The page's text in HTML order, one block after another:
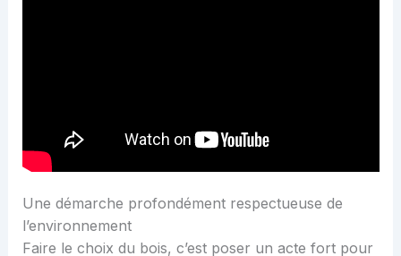
Une démarche profondément respectueuse de
l’environnement
Faire le choix du bois, c’est poser un acte fort pour